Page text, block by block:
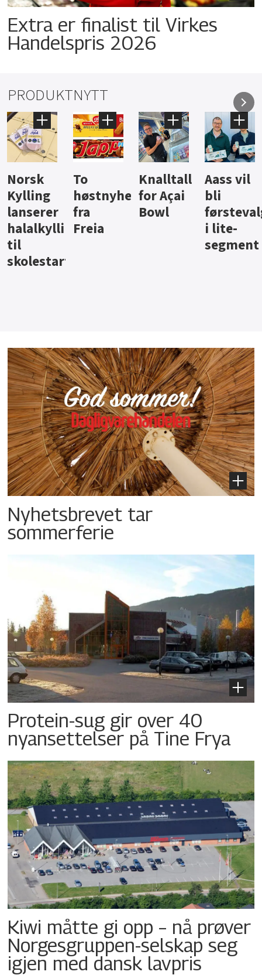
Extra er finalist til Virkes
Handelspris 2026
PRODUKTNYTT
Knalltall
for Açai
Bowl
Aass vil
bli
førstevalg
i lite-
Brus og
jus fra
Berentsen
Hard
iste fra
Hansa
Nyhetsbrevet tar
sommerferie
Protein-sug gir over 40
nyansettelser på Tine Frya
Kiwi måtte gi opp – nå prøver
Norgesgruppen-selskap seg
igjen med dansk lavpris